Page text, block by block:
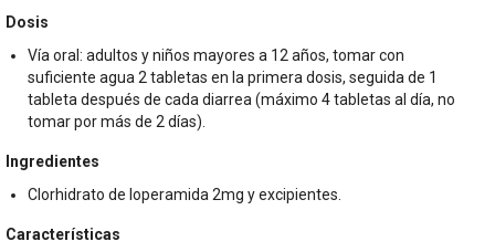
Dosis
Vía oral: adultos y niños mayores a 12 años, tomar con
suficiente agua 2 tabletas en la primera dosis, seguida de 1
tableta después de cada diarrea (máximo 4 tabletas al día, no
tomar por más de 2 días).
Ingredientes
Clorhidrato de loperamida 2mg y excipientes.
Características